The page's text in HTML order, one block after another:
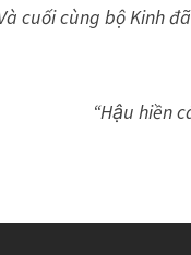
cuối cùng bộ Kinh
“Hậu hiền